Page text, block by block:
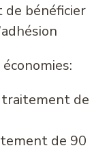
de bénéficier
traitement de
de 90